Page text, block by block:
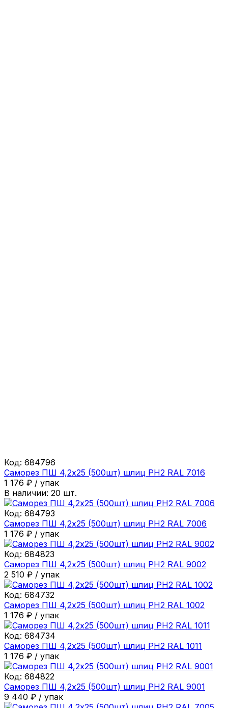
Код: 684796
Саморез ПШ 4,2х25 (500шт) шлиц PH2 RAL 7016
1 176 ₽ / упак
В наличии: 20 шт.
Код: 684793
Саморез ПШ 4,2х25 (500шт) шлиц PH2 RAL 7006
1 176 ₽ / упак
Код: 684823
Саморез ПШ 4,2х25 (500шт) шлиц PH2 RAL 9002
2 510 ₽ / упак
Код: 684732
Саморез ПШ 4,2х25 (500шт) шлиц PH2 RAL 1002
1 176 ₽ / упак
Код: 684734
Саморез ПШ 4,2х25 (500шт) шлиц PH2 RAL 1011
1 176 ₽ / упак
Код: 684822
Саморез ПШ 4,2х25 (500шт) шлиц PH2 RAL 9001
9 440 ₽ / упак